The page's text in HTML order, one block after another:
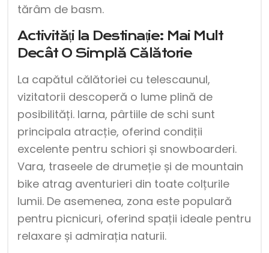
tărâm de basm.
Activități la Destinație: Mai Mult
Decât O Simplă Călătorie
La capătul călătoriei cu telescaunul,
vizitatorii descoperă o lume plină de
posibilități. Iarna, pârtiile de schi sunt
principala atracție, oferind condiții
excelente pentru schiori și snowboarderi.
Vara, traseele de drumeție și de mountain
bike atrag aventurieri din toate colțurile
lumii. De asemenea, zona este populară
pentru picnicuri, oferind spații ideale pentru
relaxare și admirația naturii.